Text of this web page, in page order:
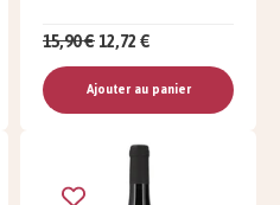
15,90 €12,72 €
Ajouter au panier